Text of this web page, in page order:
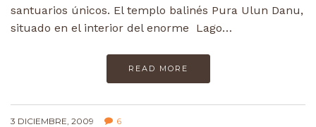
santuarios únicos. El templo balinés Pura Ulun Danu,
situado en el interior del enorme Lago…
READ MORE
3 DICIEMBRE, 2009 6